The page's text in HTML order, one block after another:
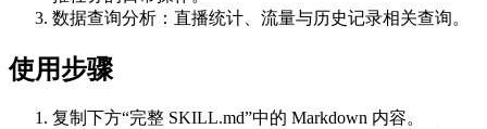
数据查询分析：直播统计、流量与历史记录相关查询。
使用步骤
复制下方“完整 SKILL.md”中的 Markdown 内容。